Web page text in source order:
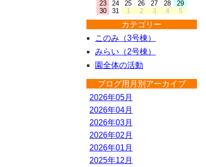
23
24 25 26 27 28
29
30
31 1 2 3 4 5
カテゴリー
このみ（3号棟）
みらい（2号棟）
園全体の活動
ブログ用月別アーカイブ
2026年05月
2026年04月
2026年03月
2026年02月
2026年01月
2025年12月